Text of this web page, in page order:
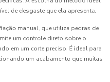
de desgaste que ela apresenta.
manual, que utiliza pedras de
um controle direto sobre o
em um corte preciso. É ideal para
um acabamento que muitas